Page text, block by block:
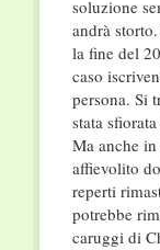
soluzione
andrà
la fine del
caso
persona. Si
stata
Ma anche
affievolito
reperti
potrebbe
caruggi di